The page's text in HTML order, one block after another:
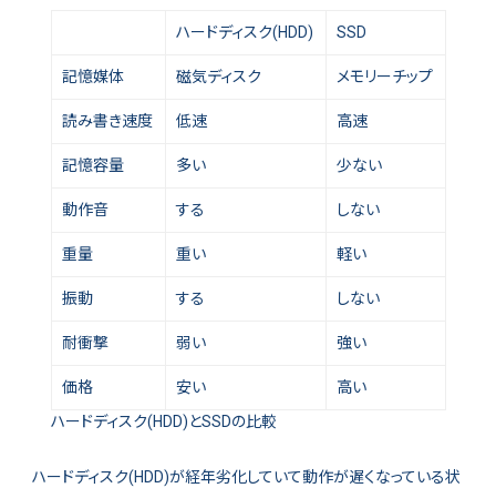
ハードディスク(HDD) SSD
記憶媒体 磁気ディスク メモリーチップ
読み書き速度 低速 高速
記憶容量 多い 少ない
動作音 する しない
重量 重い 軽い
振動 する しない
耐衝撃 弱い 強い
価格 安い
高い
ハードディスク(HDD)とSSDの比較
ハードディスク(HDD)が経年劣化していて動作が遅くなっている状